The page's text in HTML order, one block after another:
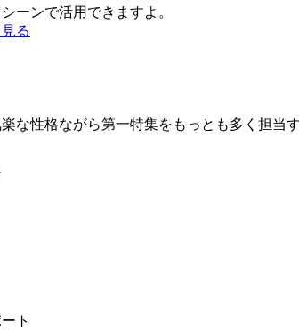
ーンで活用できますよ。
る
な性格ながら第一特集をもっとも多く担当
ト